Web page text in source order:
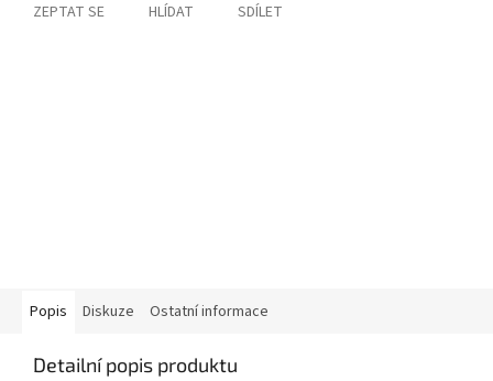
ZEPTAT SE HLÍDAT SDÍLET
Popis Diskuze Ostatní informace
Detailní popis produktu